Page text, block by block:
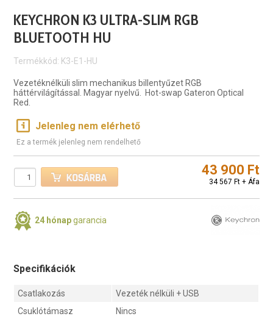
KEYCHRON K3 ULTRA-SLIM RGB
BLUETOOTH HU
Termékkód: K3-E1-HU
Vezetéknélküli slim mechanikus billentyűzet RGB
háttérvilágítással. Magyar nyelvű. Hot-swap Gateron Optical
Red.
Jelenleg nem elérhető
Ez a termék jelenleg nem rendelhető
43 900 Ft
34 567 Ft + Áfa
24 hónapgarancia
Specifikációk
Csatlakozás
Vezeték nélküli + USB
Csuklótámasz
Nincs